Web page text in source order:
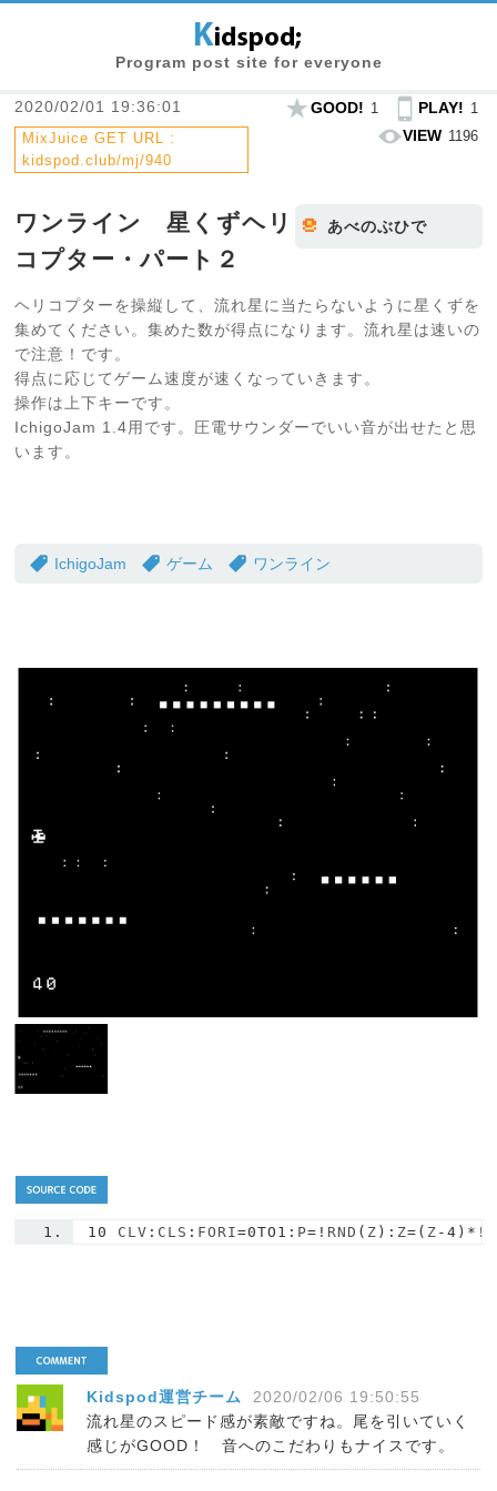
Program post site for everyone
2020/02/01 19:36:01
MixJuice GET URL :
kidspod.club/mj/940
GOOD! 1 PLAY! 1
VIEW 1196
あべのぶひで
ワンライン 星くずヘリ
コプター・パート２
ヘリコプターを操縦して、流れ星に当たらないように星くずを
集めてください。集めた数が得点になります。流れ星は速いの
で注意！です。
得点に応じてゲーム速度が速くなっていきます。
操作は上下キーです。
IchigoJam 1.4用です。圧電サウンダーでいい音が出せたと思
います。
IchigoJam ゲーム ワンライン
10 CLV : CLS : FORI=0TO1 : P=! RND ( Z ): Z=( Z -4 )*!
Kidspod運営チーム
2020/02/06 19:50:55
流れ星のスピード感が素敵ですね。尾を引いていく
感じがGOOD！ 音へのこだわりもナイスです。